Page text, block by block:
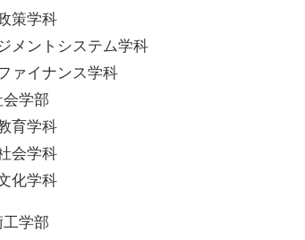
策学科
メントシステム学科
ァイナンス学科
会学部
育学科
会学科
化学科
工学部